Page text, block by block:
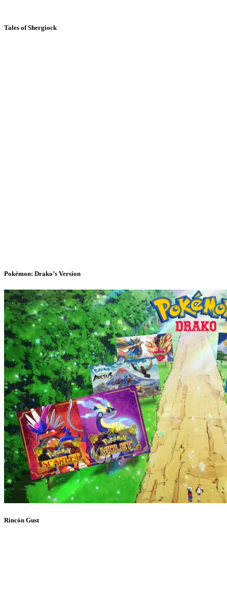
Tales of Shergiock
Pokémon: Drako’s Version
Rincón Gust